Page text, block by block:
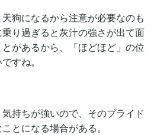
狗になるから注意が必要なのも
り過ぎると灰汁の強さが出て面
があるから、「ほどほど」の位
すね。
持ちが強いので、そのプライド
とになる場合がある。